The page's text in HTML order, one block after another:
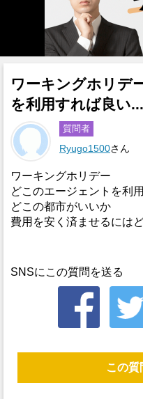
ワーキングホリデ
を利用すれば良い...
質問者
Ryugo1500さん
ワーキングホリデー
どこのエージェントを利
どこの都市がいいか
費用を安く済ませるには
SNSにこの質問を送る
この質